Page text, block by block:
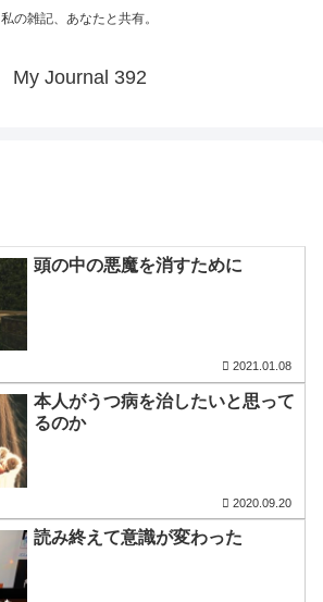
私の雑記、あなたと共有。
My Journal 392
頭の中の悪魔を消すために
2021.01.08
本人がうつ病を治したいと思って
るのか
2020.09.20
読み終えて意識が変わった